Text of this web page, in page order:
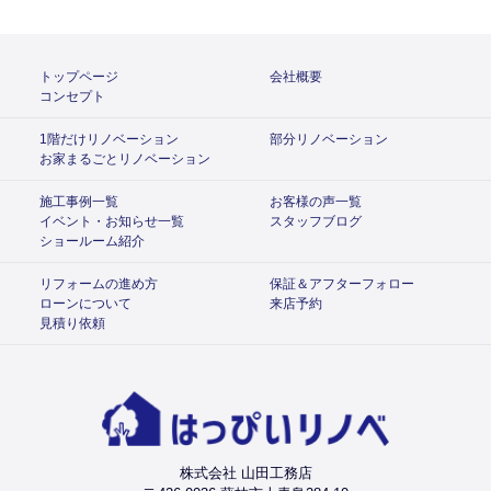
トップページ
会社概要
コンセプト
1階だけリノベーション
部分リノベーション
お家まるごとリノベーション
施工事例一覧
お客様の声一覧
イベント・お知らせ一覧
スタッフブログ
ショールーム紹介
リフォームの進め方
保証＆アフターフォロー
ローンについて
来店予約
見積り依頼
株式会社 山田工務店